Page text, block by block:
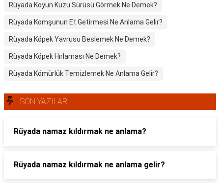
Rüyada Koyun Kuzu Sürüsü Görmek Ne Demek?
Rüyada Komşunun Et Getirmesi Ne Anlama Gelir?
Rüyada Köpek Yavrusu Beslemek Ne Demek?
Rüyada Köpek Hırlaması Ne Demek?
Rüyada Kömürlük Temizlemek Ne Anlama Gelir?
SON YAZILAR
Rüyada namaz kıldırmak ne anlama?
Rüyada namaz kıldırmak ne anlama gelir?